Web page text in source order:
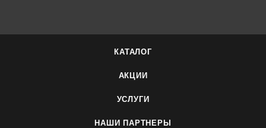
КАТАЛОГ
АКЦИИ
УСЛУГИ
НАШИ ПАРТНЕРЫ